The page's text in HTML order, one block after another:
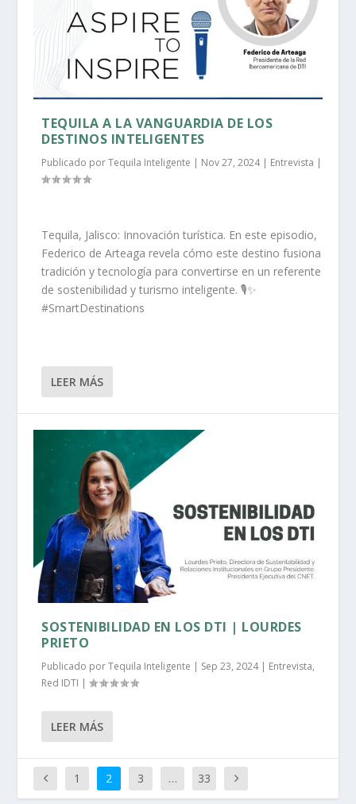
TEQUILA A LA VANGUARDIA DE LOS
DESTINOS INTELIGENTES
Publicado porTequila Inteligente | Nov 27, 2024| Entrevista |
Tequila, Jalisco: Innovación turística. En este episodio,
Federico de Arteaga revela cómo este destino fusiona
tradición y tecnología para convertirse en un referente
de sostenibilidad y turismo inteligente. 🎙️✨
#SmartDestinations
LEER MÁS
SOSTENIBILIDAD EN LOS DTI | LOURDES
PRIETO
Publicado porTequila Inteligente | Sep 23, 2024| Entrevista,
Red IDTI |
LEER MÁS
1 2 3 … 33